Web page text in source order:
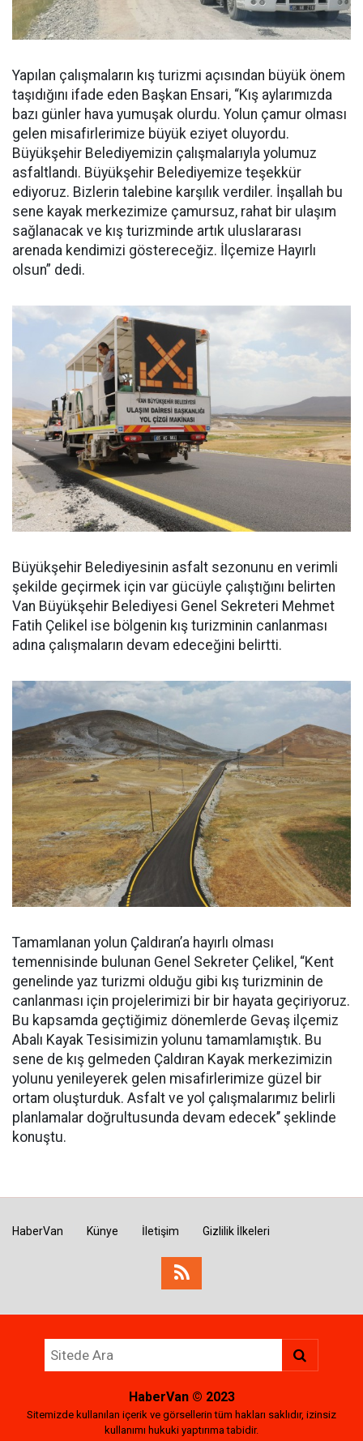
Yapılan çalışmaların kış turizmi açısından büyük önem
taşıdığını ifade eden Başkan Ensari, “Kış aylarımızda
bazı günler hava yumuşak olurdu. Yolun çamur olması
gelen misafirlerimize büyük eziyet oluyordu.
Büyükşehir Belediyemizin çalışmalarıyla yolumuz
asfaltlandı. Büyükşehir Belediyemize teşekkür
ediyoruz. Bizlerin talebine karşılık verdiler. İnşallah bu
sene kayak merkezimize çamursuz, rahat bir ulaşım
sağlanacak ve kış turizminde artık uluslararası
arenada kendimizi göstereceğiz. İlçemize Hayırlı
olsun” dedi.
Büyükşehir Belediyesinin asfalt sezonunu en verimli
şekilde geçirmek için var gücüyle çalıştığını belirten
Van Büyükşehir Belediyesi Genel Sekreteri Mehmet
Fatih Çelikel ise bölgenin kış turizminin canlanması
adına çalışmaların devam edeceğini belirtti.
Tamamlanan yolun Çaldıran’a hayırlı olması
temennisinde bulunan Genel Sekreter Çelikel, “Kent
genelinde yaz turizmi olduğu gibi kış turizminin de
canlanması için projelerimizi bir bir hayata geçiriyoruz.
Bu kapsamda geçtiğimiz dönemlerde Gevaş ilçemiz
Abalı Kayak Tesisimizin yolunu tamamlamıştık. Bu
sene de kış gelmeden Çaldıran Kayak merkezimizin
yolunu yenileyerek gelen misafirlerimize güzel bir
ortam oluşturduk. Asfalt ve yol çalışmalarımız belirli
planlamalar doğrultusunda devam edecek’’ şeklinde
konuştu.
HaberVan Künye İletişim Gizlilik İlkeleri
HaberVan© 2023
Sitemizde kullanılan içerik ve görsellerin tüm hakları saklıdır, izinsiz
kullanımı hukuki yaptırıma tabidir.